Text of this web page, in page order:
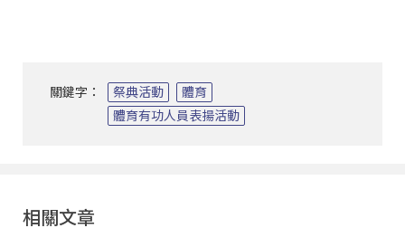
關鍵字： 祭典活動
體育
體育有功人員表揚活動
相關文章